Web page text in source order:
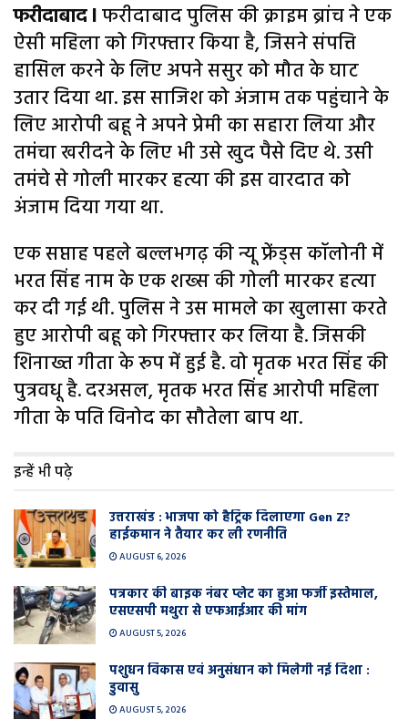
फरीदाबाद lफरीदाबाद पुलिस की क्राइम ब्रांच ने एक
ऐसी महिला को गिरफ्तार किया है, जिसने संपत्ति
हासिल करने के लिए अपने ससुर को मौत के घाट
उतार दिया था. इस साजिश को अंजाम तक पहुंचाने के
लिए आरोपी बहू ने अपने प्रेमी का सहारा लिया और
तमंचा खरीदने के लिए भी उसे खुद पैसे दिए थे. उसी
तमंचे से गोली मारकर हत्या की इस वारदात को
अंजाम दिया गया था.
एक सप्ताह पहले बल्लभगढ़ की न्यू फ्रेंड्स कॉलोनी में
भरत सिंह नाम के एक शख्स की गोली मारकर हत्या
कर दी गई थी. पुलिस ने उस मामले का खुलासा करते
हुए आरोपी बहू को गिरफ्तार कर लिया है. जिसकी
शिनाख्त गीता के रूप में हुई है. वो मृतक भरत सिंह की
पुत्रवधू है. दरअसल, मृतक भरत सिंह आरोपी महिला
गीता के पति विनोद का सौतेला बाप था.
इन्हें भी पढ़े
उत्तराखंड : भाजपा को हैट्रिक दिलाएगा Gen Z?
हाईकमान ने तैयार कर ली रणनीति
AUGUST 6, 2026
पत्रकार की बाइक नंबर प्लेट का हुआ फर्जी इस्तेमाल,
एसएसपी मथुरा से एफआईआर की मांग
AUGUST 5, 2026
पशुधन विकास एवं अनुसंधान को मिलेगी नई दिशा :
डुवासु
AUGUST 5, 2026